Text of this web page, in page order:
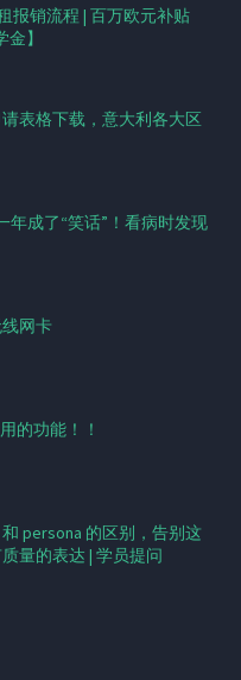
报销流程 | 百万欧元补贴
】
表格下载，意大利各大区
年成了“笑话”！看病时发现
网卡
的功能！！
persona 的区别，告别这
量的表达 | 学员提问